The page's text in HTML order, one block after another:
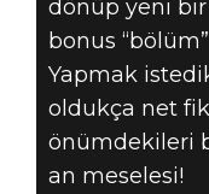
dönüp yeni
bonus
Yapmak
oldukça net
önümdekileri
an meselesi!